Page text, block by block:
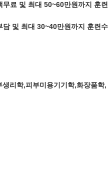
료 및 최대 50~60만원까지 훈련
및 최대 30~40만원까지 훈련수
리학,피부미용기기학,화장품학,